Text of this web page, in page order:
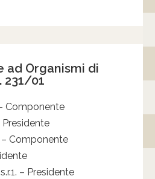
ad Organismi di
231/01
Componente
Presidente
– Componente
– Presidente